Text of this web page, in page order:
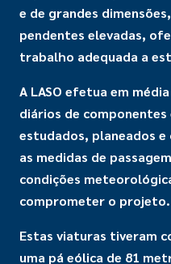
e de grandes
pendentes elevadas,
trabalho adequada a
A LASO efetua em
diários de
estudados, planeados e
as medidas de
condições
comprometer o projeto.
Estas viaturas tiveram
uma pá eólica de 81